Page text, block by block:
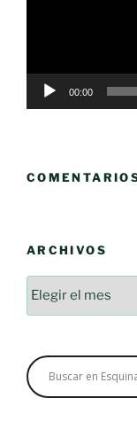
00:00
ARCHIVOS
Archivos